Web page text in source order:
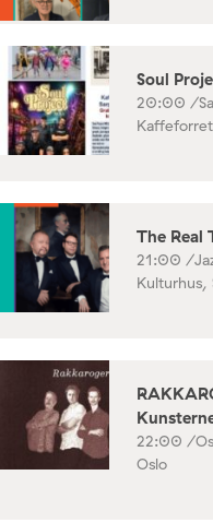
Soul
20:00 /
The Real
21:00 /
Kulturhus,
22:00 /
Oslo